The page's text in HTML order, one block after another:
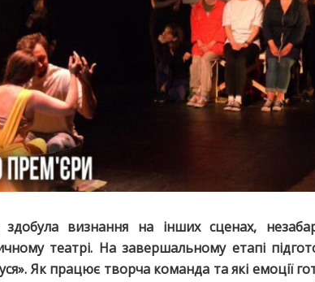
визнання на інших сценах,
театрі. На завершальному етапі
Як працює творча команда та які емоції